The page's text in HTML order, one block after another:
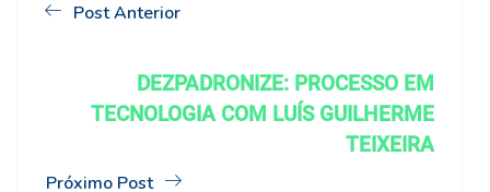
Post Anterior
DEZPADRONIZE: PROCESSO EM
TECNOLOGIA COM LUÍS GUILHERME
TEIXEIRA
Próximo Post